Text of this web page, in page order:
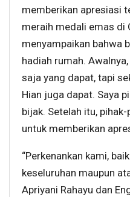
memberikan apresiasi
meraih medali emas di
menyampaikan bahwa
hadiah rumah.
saja yang dapat, tapi
Hian juga dapat. Saya
bijak. Setelah itu,
untuk memberikan
“Perkenankan kami,
keseluruhan maupun
Apriyani Rahayu dan